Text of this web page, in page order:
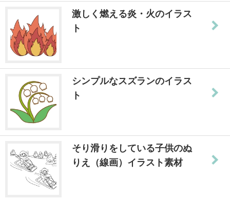
激しく燃える炎・火のイラス
ト
シンプルなスズランのイラス
ト
そり滑りをしている子供のぬ
りえ（線画）イラスト素材